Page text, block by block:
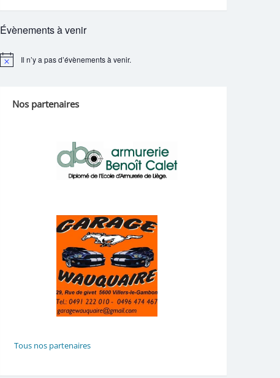
Évènements à venir
Notice Il n’y a pas d’évènements à venir.
Nos partenaires
Tous nos partenaires